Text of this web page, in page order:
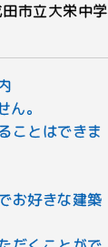
市立大栄中学
。
ことはできま
お好きな建築